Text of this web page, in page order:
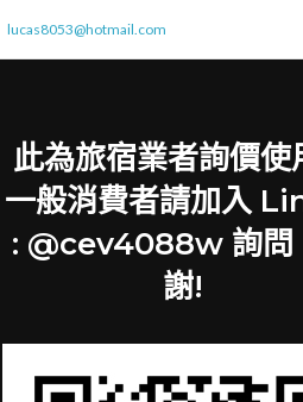
此為旅宿業者詢價使
一般消費者請加入
: @cev4088w 詢問
謝!
lucas8053@hotmail.com